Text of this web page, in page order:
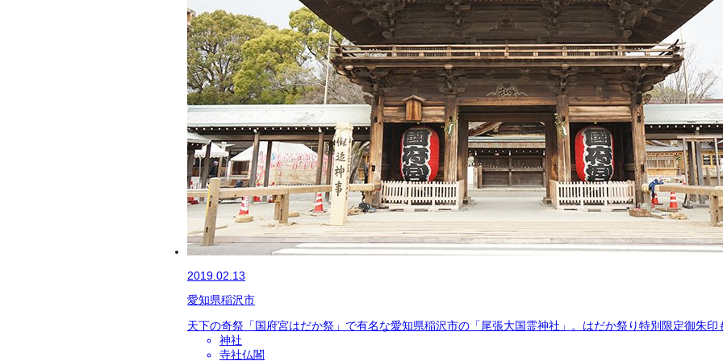
2019.02.13
愛知県稲沢市
天下の奇祭「国府宮はだか祭」で有名な愛知県稲沢市の「尾張大国霊神社」。はだか祭り特別限定御朱印
神社
寺社仏閣